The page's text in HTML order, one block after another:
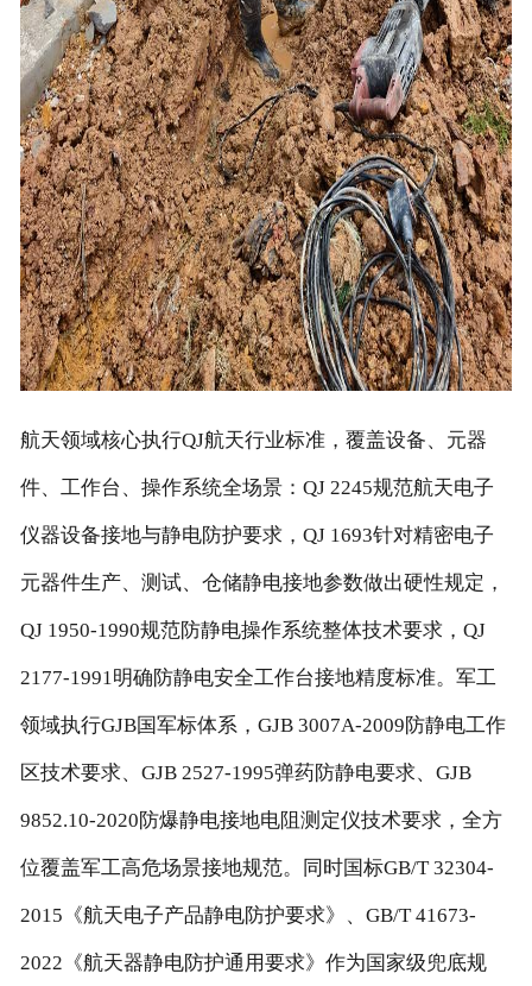
航天领域核心执行QJ航天行业标准，覆盖设备、元器
件、工作台、操作系统全场景：QJ 2245规范航天电子
仪器设备接地与静电防护要求，QJ 1693针对精密电子
元器件生产、测试、仓储静电接地参数做出硬性规定，
QJ 1950-1990规范防静电操作系统整体技术要求，QJ
2177-1991明确防静电安全工作台接地精度标准。军工
领域执行GJB国军标体系，GJB 3007A-2009防静电工作
区技术要求、GJB 2527-1995弹药防静电要求、GJB
9852.10-2020防爆静电接地电阻测定仪技术要求，全方
位覆盖军工高危场景接地规范。同时国标GB/T 32304-
2015《航天电子产品静电防护要求》、GB/T 41673-
2022《航天器静电防护通用要求》作为国家级兜底规